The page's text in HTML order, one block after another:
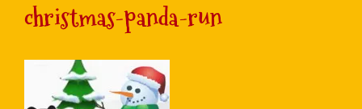
christmas-panda-run